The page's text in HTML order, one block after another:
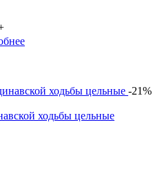
-21%
ходьбы цельные